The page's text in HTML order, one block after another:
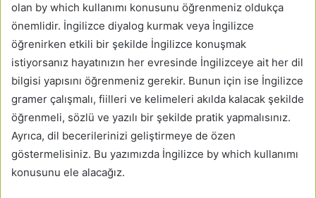
olan by which kullanımı konusunu öğrenmeniz oldukça
önemlidir. İngilizce diyalog kurmak veya İngilizce
öğrenirken etkili bir şekilde İngilizce konuşmak
istiyorsanız hayatınızın her evresinde İngilizceye ait her dil
bilgisi yapısını öğrenmeniz gerekir. Bunun için ise İngilizce
gramer çalışmalı, fiilleri ve kelimeleri akılda kalacak şekilde
öğrenmeli, sözlü ve yazılı bir şekilde pratik yapmalısınız.
Ayrıca, dil becerilerinizi geliştirmeye de özen
göstermelisiniz. Bu yazımızda İngilizce by which kullanımı
konusunu ele alacağız.